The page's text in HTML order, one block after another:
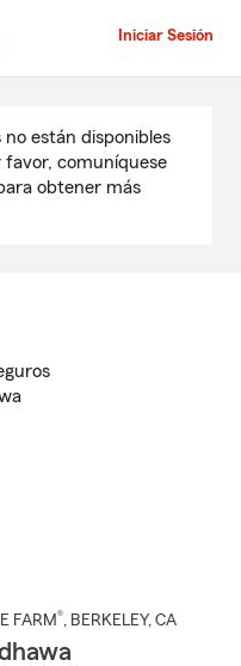
Iniciar Sesión
están disponibles
comuníquese
obtener más
FARM®, BERKELEY, CA